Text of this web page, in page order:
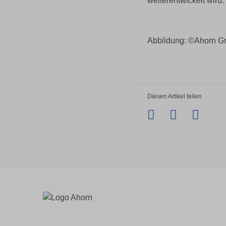
Abbildung: ©Ahorn
Diesen Artikel teilen